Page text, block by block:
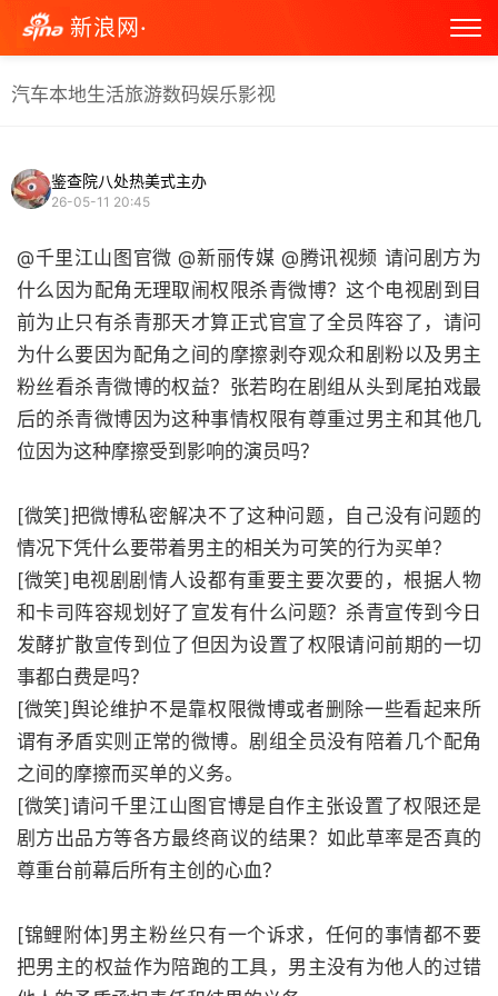
新浪网·
汽车本地生活旅游数码娱乐影视
鉴查院八处热美式主办
26-05-11 20:45
@千里江山图官微 @新丽传媒 @腾讯视频 请问剧方为
什么因为配角无理取闹权限杀青微博？这个电视剧到目
前为止只有杀青那天才算正式官宣了全员阵容了，请问
为什么要因为配角之间的摩擦剥夺观众和剧粉以及男主
粉丝看杀青微博的权益？张若昀在剧组从头到尾拍戏最
后的杀青微博因为这种事情权限有尊重过男主和其他几
位因为这种摩擦受到影响的演员吗？
[微笑]把微博私密解决不了这种问题，自己没有问题的
情况下凭什么要带着男主的相关为可笑的行为买单？
[微笑]电视剧剧情人设都有重要主要次要的，根据人物
和卡司阵容规划好了宣发有什么问题？杀青宣传到今日
发酵扩散宣传到位了但因为设置了权限请问前期的一切
事都白费是吗？
[微笑]舆论维护不是靠权限微博或者删除一些看起来所
谓有矛盾实则正常的微博。剧组全员没有陪着几个配角
之间的摩擦而买单的义务。
[微笑]请问千里江山图官博是自作主张设置了权限还是
剧方出品方等各方最终商议的结果？如此草率是否真的
尊重台前幕后所有主创的心血？
[锦鲤附体]男主粉丝只有一个诉求，任何的事情都不要
把男主的权益作为陪跑的工具，男主没有为他人的过错